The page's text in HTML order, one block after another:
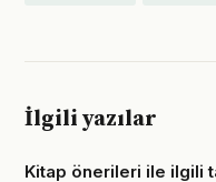
İlgili yazılar
Kitap önerileri ile ilgili